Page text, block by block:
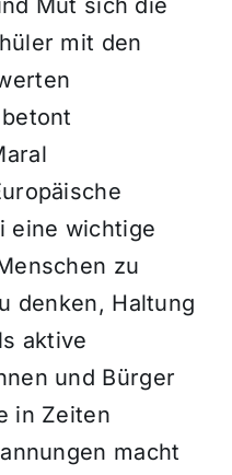
Mut sich die
mit den
eine wichtige
zu
denken, Haltung
aktive
und Bürger
in Zeiten
macht